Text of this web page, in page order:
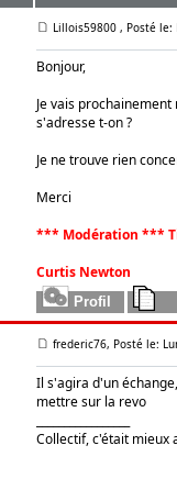
Lillois59800 , Posté le:
Bonjour,
Je vais
s'adresse t-on ?
Je ne trouve rien
Merci
*** Modération ***
Curtis Newton
frederic76, Posté le:
Il s'agira d'un
mettre sur la revo
Collectif, c'était mieux